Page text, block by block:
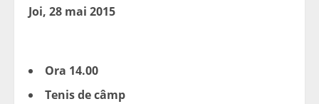
Joi, 28 mai 2015
Ora 14.00
Tenis de câmp